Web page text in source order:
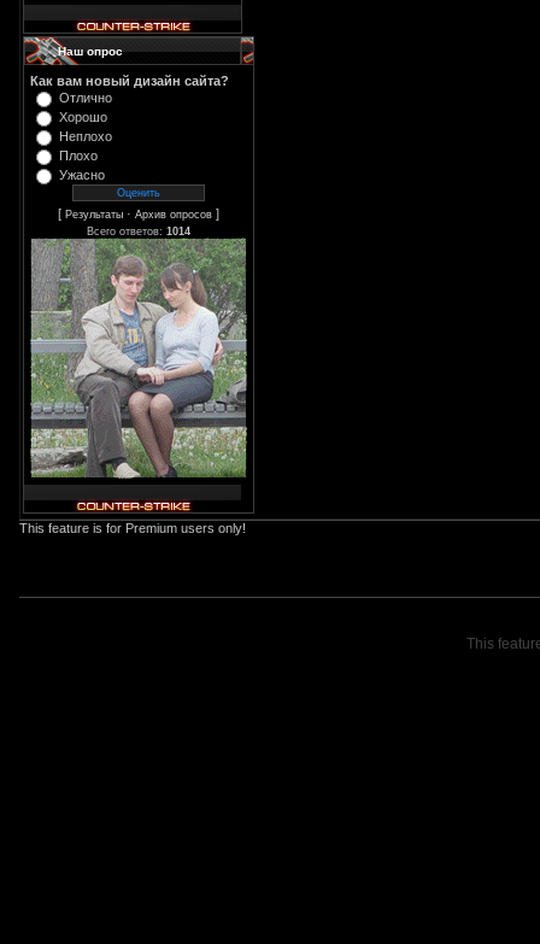
Наш опрос
Как вам новый дизайн сайта?
Отлично
Хорошо
Неплохо
Плохо
Ужасно
[ Результаты · Архив опросов ]
Всего ответов: 1014
This feature is for Premium users only!
This